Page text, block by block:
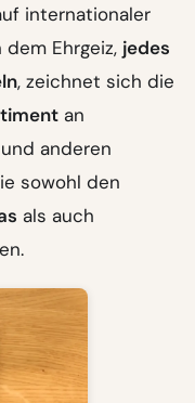
internationaler
Ehrgeiz, jedes
, zeichnet sich die
an
anderen
sowohl den
als auch